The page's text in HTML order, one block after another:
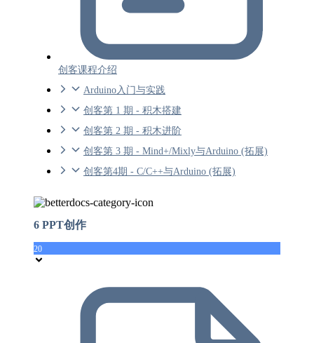
创客课程介绍
Arduino入门与实践
创客第 1 期 - 积木搭建
创客第 2 期 - 积木进阶
创客第 3 期 - Mind+/Mixly与Arduino (拓展)
创客第4期 - C/C++与Arduino (拓展)
6 PPT创作
20